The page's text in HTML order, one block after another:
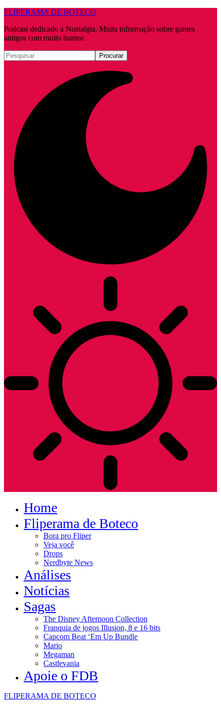
FLIPERAMA DE BOTECO
Podcast dedicado a Nostalgia. Muita informação sobre games
antigos com muito humor.
Home
Fliperama de Boteco
Bora pro Fliper
Veja você
Drops
Nerdbyte News
Análises
Notícias
Sagas
The Disney Afternoon Collection
Franquia de jogos Illusion, 8 e 16 bits
Capcom Beat ‘Em Up Bundle
Mario
Megaman
Castlevania
Apoie o FDB
FLIPERAMA DE BOTECO